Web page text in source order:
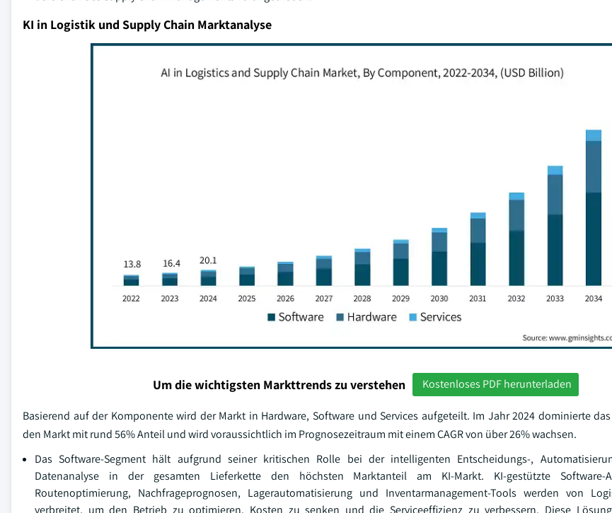
KI in Logistik und Supply Chain Marktanalyse
Um die wichtigsten Markttrends zu verstehen Kostenloses PDF herunterladen
Basierend auf der Komponente wird der Markt in Hardware, Software und Services aufgeteilt. Im Jahr 2024 dominierte
den Markt mit rund 56% Anteil und wird voraussichtlich im Prognosezeitraum mit einem CAGR von über 26% wachsen.
Das Software-Segment hält aufgrund seiner kritischen Rolle bei der intelligenten Entscheidungs-,
Datenanalyse in der gesamten Lieferkette den höchsten Marktanteil am KI-Markt. KI-gestützte Software-
Routenoptimierung, Nachfrageprognosen, Lagerautomatisierung und Inventarmanagement-Tools werden von
verbreitet, um den Betrieb zu optimieren, Kosten zu senken und die Serviceeffizienz zu verbessern. Diese